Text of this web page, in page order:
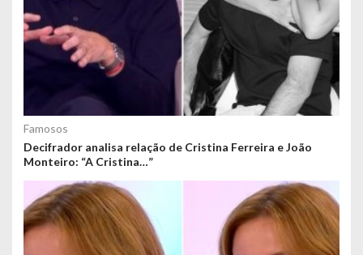
Famosos
Decifrador analisa relação de Cristina Ferreira e João
Monteiro: “A Cristina…”